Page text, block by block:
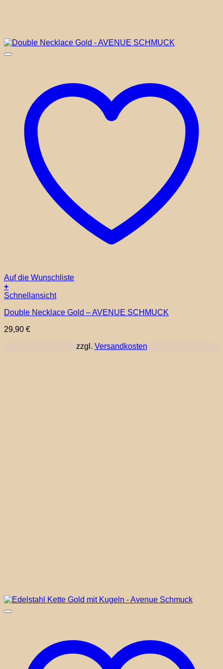
Auf die Wunschliste
+
Schnellansicht
Double Necklace Gold – AVENUE SCHMUCK
29,90 €
zzgl. Versandkosten